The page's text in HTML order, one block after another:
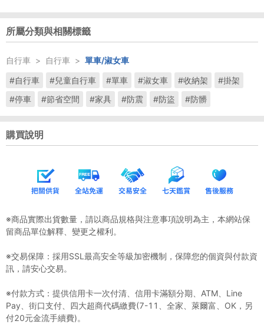
所屬分類與相關標籤
自行車 > 自行車 > 單車/淑女車
#自行車
#兒童自行車 #單車 #淑女車 #收納架
#掛架
#停車
#節省空間 #家具 #防震 #防盜 #防髒
購買說明
※商品實際出貨數量，請以商品規格與注意事項說明為主，本網站保
留商品單位解釋、變更之權利。
※交易保障：採用SSL最高安全等級加密機制，保障您的個資與付款資
訊，請安心交易。
※付款方式：提供信用卡一次付清、信用卡滿額分期、ATM、Line
Pay、街口支付、四大超商代碼繳費(7-11、全家、萊爾富、OK，另
付20元金流手續費)。